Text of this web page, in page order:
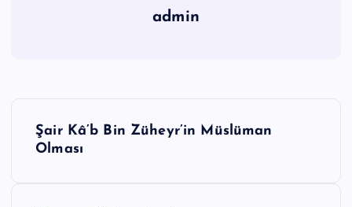
admin
Şair Kâ’b Bin Züheyr’in Müslüman
Olması